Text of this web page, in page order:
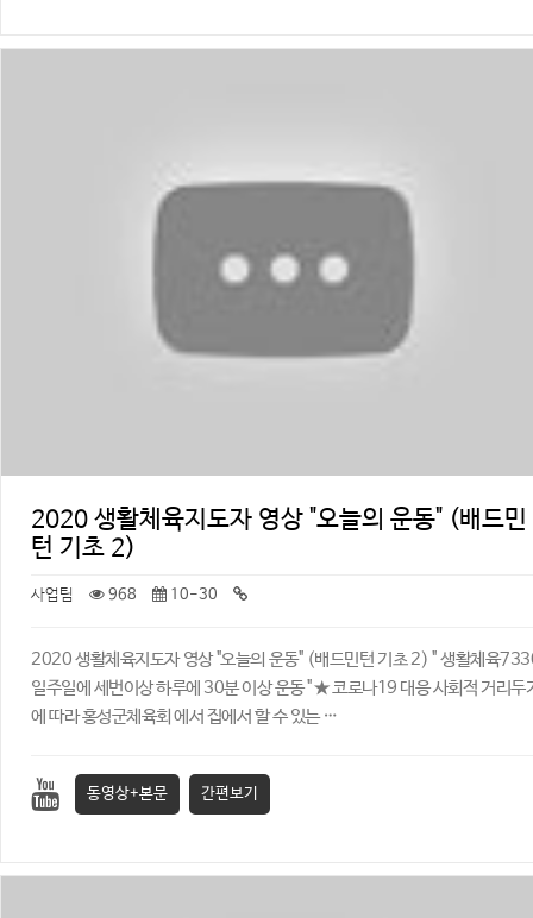
2020 생활체육지도자 영상 "오늘의 운동" (배드민
턴 기초 2)
사업팀 968 10-30
2020 생활체육지도자 영상 "오늘의 운동" (배드민턴 기초 2) ​" 생활체육
일주일에 세번이상 하루에 30분 이상 운동 " ★ 코로나19 대응 사회적 거리두
에 따라 홍성군체육회 에서 집에서 할 수 있는 …
동영상+본문 간편보기